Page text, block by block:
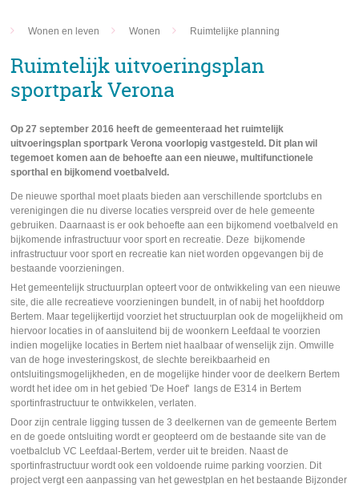
Wonen en leven Wonen Ruimtelijke planning
Ruimtelijk uitvoeringsplan
sportpark Verona
Op 27 september 2016 heeft de gemeenteraad het ruimtelijk
uitvoeringsplan sportpark Verona voorlopig vastgesteld. Dit plan wil
tegemoet komen aan de behoefte aan een nieuwe, multifunctionele
sporthal en bijkomend voetbalveld.
De nieuwe sporthal moet plaats bieden aan verschillende sportclubs en
verenigingen die nu diverse locaties verspreid over de hele gemeente
gebruiken. Daarnaast is er ook behoefte aan een bijkomend voetbalveld en
bijkomende infrastructuur voor sport en recreatie. Deze bijkomende
infrastructuur voor sport en recreatie kan niet worden opgevangen bij de
bestaande voorzieningen.
Het gemeentelijk structuurplan opteert voor de ontwikkeling van een nieuwe
site, die alle recreatieve voorzieningen bundelt, in of nabij het hoofddorp
Bertem. Maar tegelijkertijd voorziet het structuurplan ook de mogelijkheid om
hiervoor locaties in of aansluitend bij de woonkern Leefdaal te voorzien
indien mogelijke locaties in Bertem niet haalbaar of wenselijk zijn. Omwille
van de hoge investeringskost, de slechte bereikbaarheid en
ontsluitingsmogelijkheden, en de mogelijke hinder voor de deelkern Bertem
wordt het idee om in het gebied 'De Hoef' langs de E314 in Bertem
sportinfrastructuur te ontwikkelen, verlaten.
Door zijn centrale ligging tussen de 3 deelkernen van de gemeente Bertem
en de goede ontsluiting wordt er geopteerd om de bestaande site van de
voetbalclub VC Leefdaal-Bertem, verder uit te breiden. Naast de
sportinfrastructuur wordt ook een voldoende ruime parking voorzien. Dit
project vergt een aanpassing van het gewestplan en het bestaande Bijzonder